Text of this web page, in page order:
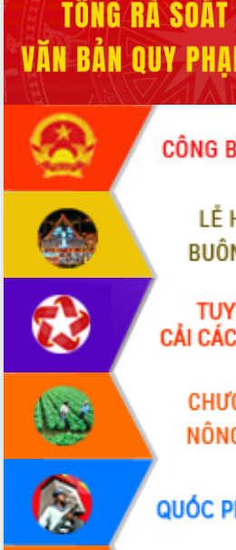
Trình diễn nghệ thuật chế biến các
món ăn từ sầu riêng
Đắk Lắk công bố Quy hoạch và xúc
tiến đầu tư tỉnh
Ngành cá ngừ Đắk Lắk chủ động thích
ứng để giữ vững thị trường xuất khẩu
Diễn đàn Kinh tế tư nhân Việt Nam đột
phá cơ chế - Hợp tác công tư
Đề án 06 tạo bước ngoặt đột phá trong
cải cách hành chính tỉnh Đắk Lắk
Kết nối tour, đẩy mạnh chuyển đổi số
để phát triển du lịch Đắk Lắk
Khởi động Dự án Đầu tư xây dựng hạ
tầng kỹ thuật Cụm công nghiệp Tân
Gặp mặt các cơ quan báo chí nhân Kỷ
niệm 101 năm Ngày Báo chí Cách
mạng Việt Nam
Đắk Lắk sơ kết 4 năm triển khai thực
hiện Đề án 06 của Chính phủ
Họp báo thông tin về Hội nghị Công bố
Quy hoạch và Xúc tiến đầu tư tỉnh Đắk
Lắk
Khơi thông điểm nghẽn, đẩy nhanh
giải ngân vốn khắc phục thiên tai
HĐND tỉnh thông qua điều chỉnh Quy
hoạch tỉnh thời kỳ 2021-2030